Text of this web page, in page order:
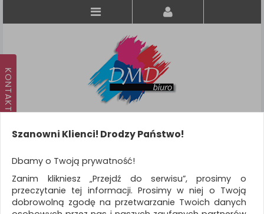
KATEGORIE
Szanowni Klienci! Drodzy Państwo!
Dbamy o Twoją prywatność!
Zanim klikniesz „Przejdź do serwisu”, prosimy o
przeczytanie tej informacji. Prosimy w niej o Twoją
dobrowolną zgodę na przetwarzanie Twoich danych